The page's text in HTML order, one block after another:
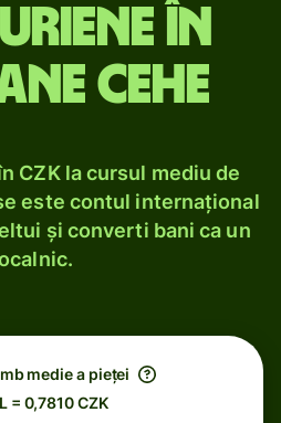
în
cehe
CZK la cursul mediu de
este contul internațional
și converti bani ca un
medie a pieței
= 0,7810 CZK